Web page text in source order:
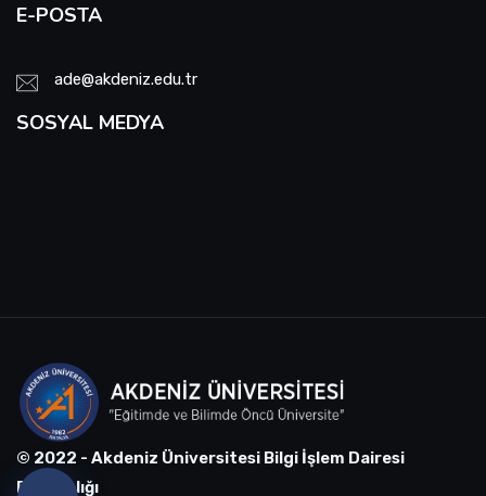
E-POSTA
ade@akdeniz.edu.tr
SOSYAL MEDYA
© 2022 - Akdeniz Üniversitesi Bilgi İşlem Dairesi
Başkanlığı